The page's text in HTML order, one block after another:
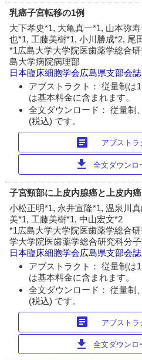
乳癌子宮転移の1例
大下孝史*1, 大亀真一*1, 山本弥
也*1, 工藤美樹*1, 小川勝成*2, 尾
*1広島大学大学院医歯薬学総合
島大学病院病理部
日本臨床細胞学会広島県支部会誌
アブストラクト： 従量制は
は基本料金に含まれます。
全文ダウンロード： 従量制
(税込) です。
article アブストラ
download 全文ダウンロ
子宮頸部に上皮内腺癌と上皮内
小松正明*1, 永井宣隆*1, 温泉川
美*1, 工藤美樹*1, 中山宏文*2
*1広島大学大学院医歯薬学総合
学大学院医歯薬学総合研究科分
日本臨床細胞学会広島県支部会誌
アブストラクト： 従量制は
は基本料金に含まれます。
全文ダウンロード： 従量制
(税込) です。
article アブストラ
download 全文ダウンロ